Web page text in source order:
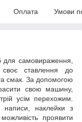
Оплата Умови
для самовираження,
ставлення до
смак. За допомогою
свою машину,
усім перехожим.
написи, наклейки з
проявити